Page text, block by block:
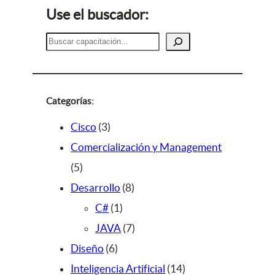
Use el buscador:
B
u
a
Categorías:
Cisco 33
p
o
d
u
c
t
Comercialización y Management
55
p
o
d
u
Desarrollo 88
r
d
C# 11
p
o
JAVA 77
r
Diseño 66
p
Inteligencia Artificial 141